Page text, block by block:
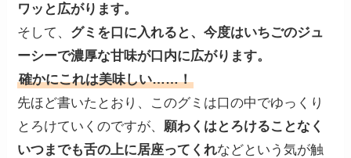
ワッと広がります。
そして、 グミを口に入れると、今度はいちごのジュ
ーシーで濃厚な甘味が口内に広がります。
確かにこれは美味しい……！
先ほど書いたとおり、このグミは口の中でゆっくり
とろけていくのですが、願わくはとろけることなく
いつまでも舌の上に居座ってくれなどという気が触